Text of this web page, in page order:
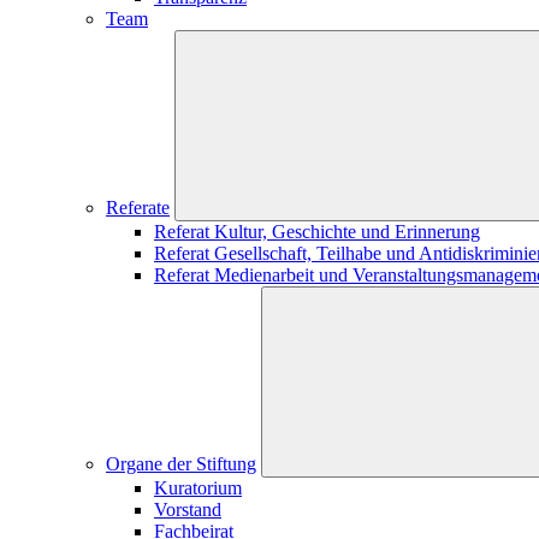
Team
Referate
Referat Kultur, Geschichte und Erinnerung
Referat Gesellschaft, Teilhabe und
Referat Medienarbeit und
Organe der Stiftung
Kuratorium
Vorstand
Fachbeirat